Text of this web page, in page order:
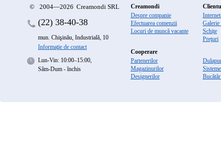
© 2004—2026 Creamondi SRL
(22) 38-40-38
mun. Chişinău, Industrială, 10
Informaţie de contact
Lun-Vin: 10:00–15:00,
Sâm-Dum - închis
Creamondi
Despre companie
Efectuarea comenzii
Locuri de muncă vacante
Schiţe
Preţuri
Cooperare
Partenerilor
Magazinurilor
Designerilor